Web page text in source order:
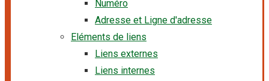
Numéro
Adresse et Ligne d'adresse
Eléments de liens
Liens externes
Liens internes